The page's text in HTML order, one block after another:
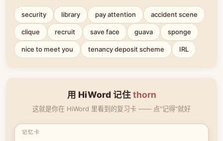
security library pay attention accident scene
clique recruit save face guava sponge
nice to meet you tenancy deposit scheme IRL
用 HiWord 记住thorn
这就是你在 HiWord 里看到的复习卡 —— 点"记得"就好